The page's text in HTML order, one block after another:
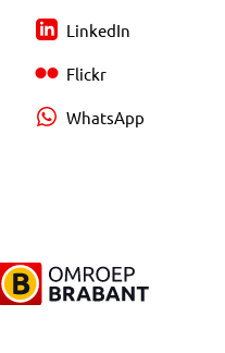
LinkedIn
Flickr
WhatsApp